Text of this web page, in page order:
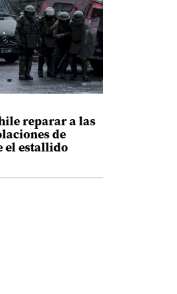
reparar a las
de
el estallido